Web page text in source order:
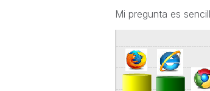
Mi pregunta es